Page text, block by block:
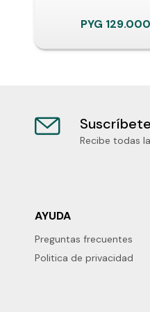
PYG 129.000
Recibe todas
AYUDA
Preguntas frecuentes
Politica de privacidad